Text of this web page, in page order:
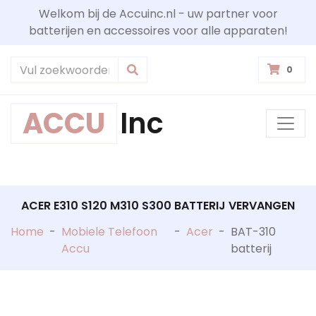
Welkom bij de Accuinc.nl - uw partner voor
batterijen en accessoires voor alle apparaten!
0
ACCU Inc
ACER E310 S120 M310 S300 BATTERIJ VERVANGEN
Home - Mobiele Telefoon
Accu
- Acer - BAT-310
batterij